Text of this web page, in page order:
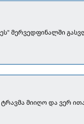
მერვედფინალში
მიიღო და ვერ